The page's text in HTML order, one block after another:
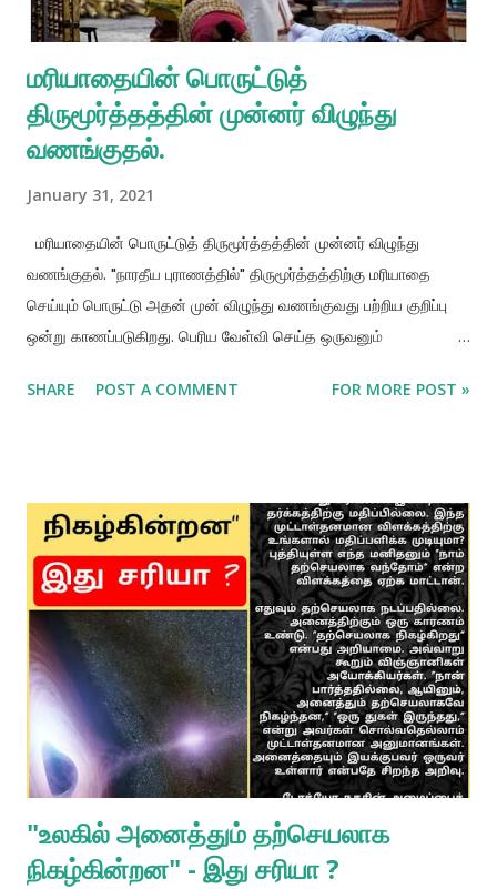
மரியாதையின் பொருட்டுத்
திருமூர்த்தத்தின் முன்னர் விழுந்து
வணங்குதல்.
January 31, 2021
மரியாதையின் பொருட்டுத் திருமூர்த்தத்தின் முன்னர் விழுந்து
வணங்குதல். "நாரதீய புராணத்தில்" திருமூர்த்தத்திற்கு மரியாதை
செய்யும் பொருட்டு அதன் முன் விழுந்து வணங்குவது பற்றிய குறிப்பு
ஒன்று காணப்படுகிறது. பெரிய வேள்வி செய்த ஒருவனும்
மரியாதைக்குரிய வந்தனங்களை வெளிப்படுத்துவோனும்
பிறப்பெடுக்கிறான். மாறாக திருமூர்த்தத்தின் முன்பு விழுந்து வணங்கி
மரியாதை செய்தவன் இவ்வுலகில் மீண்டும் பிறப்பதில்லை. ஏனென்றால்
அவன் கிருஷ்ணரின் உலகத்திற்கு நேரடியாக செல்கிறான். ( ஶ்ரீல
பிரபுபாதர் / பக்தி ரஸாம்ருத சிந்து / அத்யாயம் 9 ) 🍁🍁🍁🍁🍁🍁🍁
🍁🍁 ஹரே கிருஷ்ண ஹரே கிருஷ்ண கிருஷ்ண கிருஷ்ண ஹரே ஹரே
ஹரே ராம, ஹரே ராம, ராம ராம, ஹரே ஹரே 🍁🍁🍁🍁🍁🍁🍁🍁🍁 ஹரே
கிருஷ்ண🙏 🍁🍁🍁🍁🍁🍁🍁 மேலும் இதுபோன்ற ஆன்மீக
தகவல்களை படிக்க whatsapp அல்லது Telegram செயலியில்
பதிவிரக்கம் செய்து கீழ்க்க...
SHARE POST A COMMENT FOR MORE POST »
"உலகில் அனைத்தும் தற்செயலாக
நிகழ்கின்றன" - இது சரியா ?